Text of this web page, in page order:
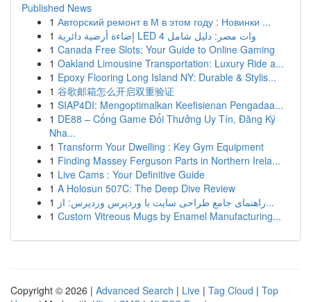
Published News
1 Авторский ремонт в М в этом году : Новинки ...
1
إضاءة أرضية دائرية LED 4 وات مصر: دليل شامل
1 Canada Free Slots: Your Guide to Online Gaming
1 Oakland Limousine Transportation: Luxury Ride a...
1 Epoxy Flooring Long Island NY: Durable & Stylis...
1 谷歌邮箱怎么开启双重验证
1 SIAP4DI: Mengoptimalkan Keefisienan Pengadaa...
1 DE88 – Cổng Game Đổi Thưởng Uy Tín, Đăng Ký
Nha...
1 Transform Your Dwelling : Key Gym Equipment
1 Finding Massey Ferguson Parts in Northern Irela...
1 Live Cams : Your Definitive Guide
1 A Holosun 507C: The Deep Dive Review
1
راهنمای جامع طراحی سایت با وردپرس وردپرس: از...
1 Custom Vitreous Mugs by Enamel Manufacturing...
Copyright © 2026 | Advanced Search | Live | Tag Cloud | Top